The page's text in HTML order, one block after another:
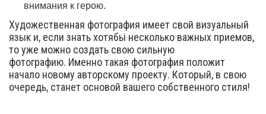
внимания к герою.
Художественная фотография имеет свой визуальный
язык и, если знать хотябьі несколько важных приемов,
то уже можно создать свою сильную
фотографию. Именно такая фотография положит
начало новому авторскому проекту. Который, в свою
очередь, станет основой вашего собственного стиля!